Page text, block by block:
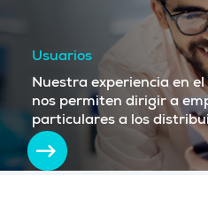
Usuarios
Nuestra experiencia en
nos permiten dirigir a
particulares a los